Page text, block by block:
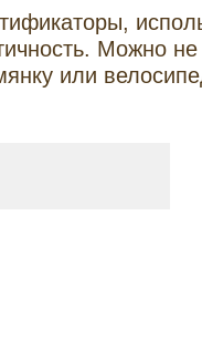
Можно не
или